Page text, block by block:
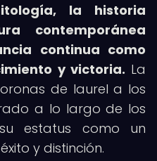
la historia
contemporánea
continua como
y victoria. La
de laurel a los
a lo largo de los
estatus como un
y distinción.